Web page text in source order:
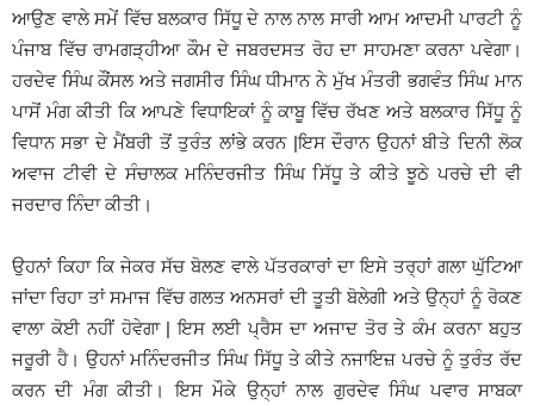
ਆਉਣ ਵਾਲੇ ਸਮੇਂ ਵਿੱਚ ਬਲਕਾਰ ਸਿੱਧੂ ਦੇ ਨਾਲ ਨਾਲ ਸਾਰੀ ਆਮ ਆਦਮੀ ਪਾਰਟੀ ਨੂੰ
ਪੰਜਾਬ ਵਿੱਚ ਰਾਮਗੜ੍ਹੀਆ ਕੌਮ ਦੇ ਜਬਰਦਸਤ ਰੋਹ ਦਾ ਸਾਹਮਣਾ ਕਰਨਾ ਪਵੇਗਾ।
ਹਰਦੇਵ ਸਿੰਘ ਕੌਂਸਲ ਅਤੇ ਜਗਸੀਰ ਸਿੰਘ ਧੀਮਾਨ ਨੇ ਮੁੱਖ ਮੰਤਰੀ ਭਗਵੰਤ ਸਿੰਘ ਮਾਨ
ਪਾਸੋਂ ਮੰਗ ਕੀਤੀ ਕਿ ਆਪਣੇ ਵਿਧਾਇਕਾਂ ਨੂੰ ਕਾਬੂ ਵਿੱਚ ਰੱਖਣ ਅਤੇ ਬਲਕਾਰ ਸਿੱਧੂ ਨੂੰ
ਵਿਧਾਨ ਸਭਾ ਦੇ ਮੈਂਬਰੀ ਤੋਂ ਤੁਰੰਤ ਲਾਂਭੇ ਕਰਨ |ਇਸ ਦੌਰਾਨ ਉਹਨਾਂ ਬੀਤੇ ਦਿਨੀ ਲੋਕ
ਅਵਾਜ ਟੀਵੀ ਦੇ ਸੰਚਾਲਕ ਮਨਿੰਦਰਜੀਤ ਸਿੰਘ ਸਿੱਧੂ ਤੇ ਕੀਤੇ ਝੂਠੇ ਪਰਚੇ ਦੀ ਵੀ
ਜਰਦਾਰ ਨਿੰਦਾ ਕੀਤੀ।
ਉਹਨਾਂ ਕਿਹਾ ਕਿ ਜੇਕਰ ਸੱਚ ਬੋਲਣ ਵਾਲੇ ਪੱਤਰਕਾਰਾਂ ਦਾ ਇਸੇ ਤਰ੍ਹਾਂ ਗਲਾ ਘੁੱਟਿਆ
ਜਾਂਦਾ ਰਿਹਾ ਤਾਂ ਸਮਾਜ ਵਿੱਚ ਗਲਤ ਅਨਸਰਾਂ ਦੀ ਤੂਤੀ ਬੋਲੇਗੀ ਅਤੇ ਉਨ੍ਹਾਂ ਨੂੰ ਰੋਕਣ
ਵਾਲਾ ਕੋਈ ਨਹੀਂ ਹੋਵੇਗਾ | ਇਸ ਲਈ ਪ੍ਰੈਸ ਦਾ ਅਜਾਦ ਤੋਰ ਤੇ ਕੰਮ ਕਰਨਾ ਬਹੁਤ
ਜਰੂਰੀ ਹੈ। ਉਹਨਾਂ ਮਨਿੰਦਰਜੀਤ ਸਿੰਘ ਸਿੱਧੂ ਤੇ ਕੀਤੇ ਨਜਾਇਜ਼ ਪਰਚੇ ਨੂੰ ਤੁਰੰਤ ਰੱਦ
ਕਰਨ ਦੀ ਮੰਗ ਕੀਤੀ। ਇਸ ਮੌਕੇ ਉਨ੍ਹਾਂ ਨਾਲ ਗੁਰਦੇਵ ਸਿੰਘ ਪਵਾਰ ਸਾਬਕਾ